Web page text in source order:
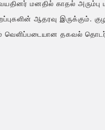
மனதில் காதல் அரும்பு
ஆதரவு இருக்கும்.
வெளிப்படையான தகவல்